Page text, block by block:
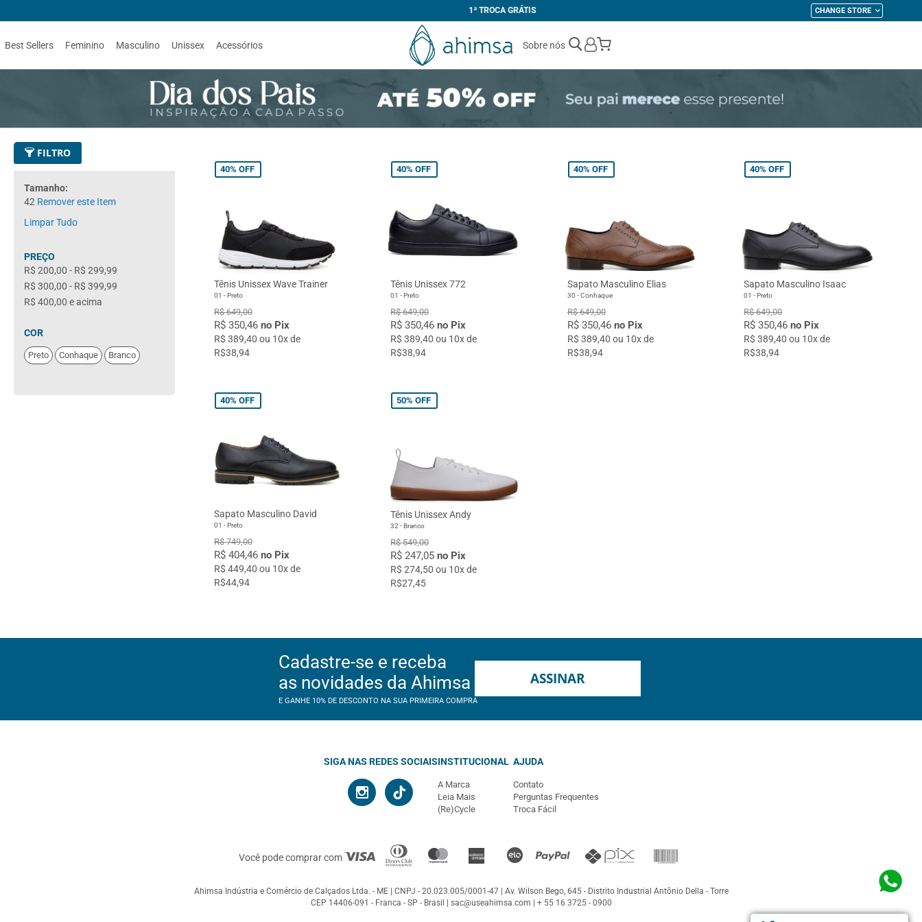
1ª TROCA GRÁTIS CHANGE STORE
Best Sellers Feminino Masculino Unissex Acessórios Sobre nós
My Cart
FILTRO
Tamanho
42 Remover este Item
Limpar Tudo
PREÇO
R$ 200,00 - R$ 299,99
R$ 300,00 - R$ 399,99
R$ 400,00 e acima
COR
Preto Conhaque Branco
40% OFF
Tênis Unissex Wave Trainer
01 - Preto
R$ 649,00
R$ 350,46 no Pix
R$ 389,40 ou 10x de
R$38,94
40% OFF
Tênis Unissex 772
01 - Preto
R$ 649,00
R$ 350,46no Pix
R$ 389,40 ou 10x de
R$38,94
40% OFF
Sapato Masculino Elias
30 - Conhaque
R$ 649,00
R$ 350,46 no Pix
R$ 389,40 ou 10x de
R$38,94
40% OFF
Sapato Masculino Isaac
01 - Preto
R$ 649,00
R$ 350,46no Pix
R$ 389,40 ou 10x de
R$38,94
40% OFF
Sapato Masculino David
01 - Preto
R$ 749,00
R$ 404,46 no Pix
R$ 449,40 ou 10x de
R$44,94
50% OFF
Tênis Unissex Andy
32 - Branco
R$ 549,00
R$ 247,05no Pix
R$ 274,50 ou 10x de
R$27,45
Cadastre-se e receba
as novidades da Ahimsa
E GANHE 10% DE DESCONTO NA SUA PRIMEIRA COMPRA
ASSINAR
SIGA NAS REDES SOCIAISINSTITUCIONAL
A Marca
Leia Mais
(Re)Cycle
AJUDA
Contato
Perguntas Frequentes
Troca Fácil
Você pode comprar com
Ahimsa Indústria e Comércio de Calçados Ltda. - ME CNPJ - 20.023.005/0001-47
Av. Wilson Bego, 645 - Distrito Industrial Antônio Della - Torre
CEP 14406-091 - Franca - SP - Brasil | sac@useahimsa.com + 55 16 3725 - 0900